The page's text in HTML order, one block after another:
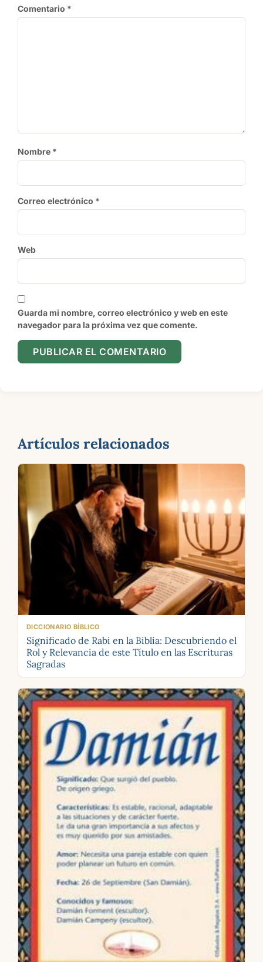
Comentario *
Nombre *
Correo electrónico *
Web
Guarda mi nombre, correo electrónico y web en este
navegador para la próxima vez que comente.
Artículos relacionados
DICCIONARIO BÍBLICO
Significado de Rabi en la Biblia: Descubriendo el
Rol y Relevancia de este Título en las Escrituras
Sagradas